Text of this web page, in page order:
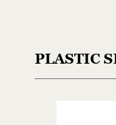
PLASTIC